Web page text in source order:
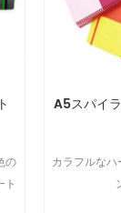
の
A5スパイ
カラフルな